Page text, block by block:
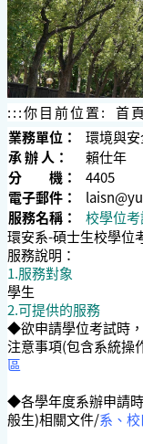
:::你目前位置: 首頁
業務單位：
環境與
承 辦 人：
賴仕年
分 機：
4405
電子郵件：
服務名稱：
校學位
環安系-碩士生校學位
服務說明：
1.服務對象
學生
2.可提供的服務
◆欲申請學位考試時
注意事項(包含系統操
區
◆各學年度系辦申請
般生)相關文件/系、